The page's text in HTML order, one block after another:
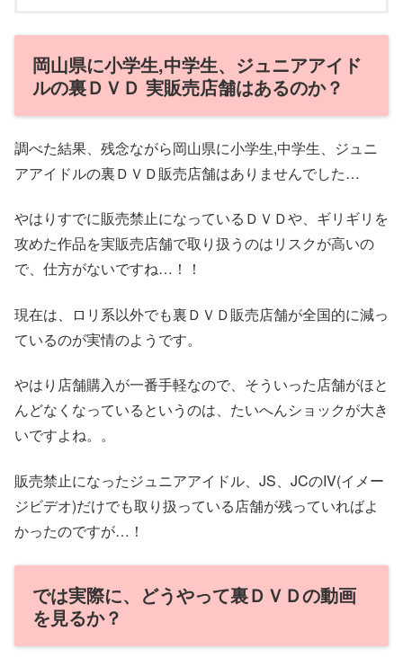
岡山県に小学生,中学生、ジュニアアイド
ルの裏ＤＶＤ 実販売店舗はあるのか？
調べた結果、残念ながら岡山県に小学生,中学生、ジュニ
アアイドルの裏ＤＶＤ販売店舗はありませんでした…
やはりすでに販売禁止になっているＤＶＤや、ギリギリを
攻めた作品を実販売店舗で取り扱うのはリスクが高いの
で、仕方がないですね…！！
現在は、ロリ系以外でも裏ＤＶＤ販売店舗が全国的に減っ
ているのが実情のようです。
やはり店舗購入が一番手軽なので、そういった店舗がほと
んどなくなっているというのは、たいへんショックが大き
いですよね。。
販売禁止になったジュニアアイドル、JS、JCのIV(イメー
ジビデオ)だけでも取り扱っている店舗が残っていればよ
かったのですが…！
では実際に、どうやって裏ＤＶＤの動画
を見るか？